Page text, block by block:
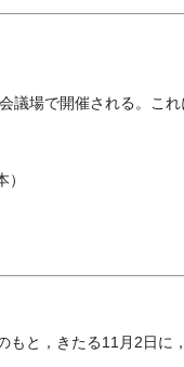
場で開催される。こ
と，きたる11月2日に